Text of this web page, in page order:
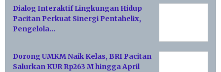
Dialog Interaktif Lingkungan Hidup
Pacitan Perkuat Sinergi Pentahelix,
Pengelola…
Dorong UMKM Naik Kelas, BRI Pacitan
Salurkan KUR Rp263 M hingga April